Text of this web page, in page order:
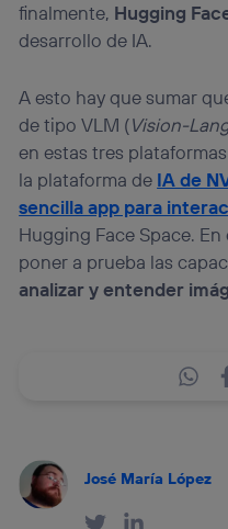
finalmente, Hugging
desarrollo de IA.
A esto hay que sumar
de tipo VLM (Vision-
en estas tres
la plataforma de IA de
sencilla app para
Hugging Face Space.
poner a prueba las
analizar y entender
José María López